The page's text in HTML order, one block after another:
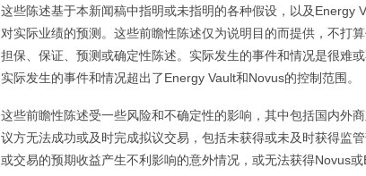
这些陈述基于本新闻稿中指明或未指明的各种假设，以及Energy
对实际业绩的预测。这些前瞻性陈述仅为说明目的而提供，不打
担保、保证、预测或确定性陈述。实际发生的事件和情况是很难
实际发生的事件和情况超出了Energy Vault和Novus的控制范围。
这些前瞻性陈述受一些风险和不确定性的影响，其中包括国内外
议方无法成功或及时完成拟议交易，包括未获得或未及时获得监
或交易的预期收益产生不利影响的意外情况，或无法获得Novus